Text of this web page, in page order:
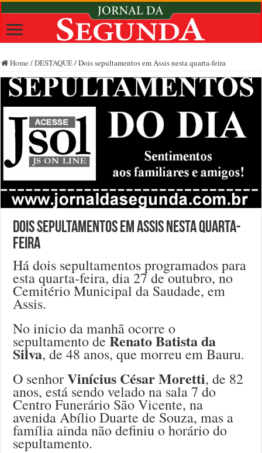
Home /DESTAQUE/Dois sepultamentos em Assis nesta quarta-feira
Dois sepultamentos em Assis nesta quarta-
feira
Há dois sepultamentos programados para
esta quarta-feira, dia 27 de outubro, no
Cemitério Municipal da Saudade, em
Assis.
No inicio da manhã ocorre o
sepultamento deRenato Batista da
Silva, de 48 anos, que morreu em Bauru.
O senhorVinícius César Moretti, de 82
anos, está sendo velado na sala 7 do
Centro Funerário São Vicente, na
avenida Abílio Duarte de Souza, mas a
família ainda não definiu o horário do
sepultamento.